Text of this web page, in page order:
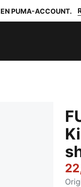
PUMA-ACCOUNT.